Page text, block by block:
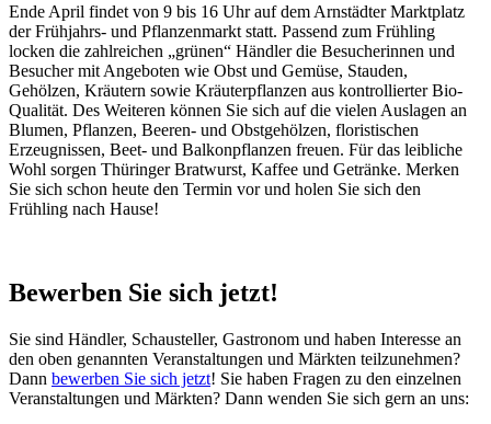
Ende April findet von 9 bis 16 Uhr auf dem Arnstädter Marktplatz
der Frühjahrs- und Pflanzenmarkt statt. Passend zum Frühling
locken die zahlreichen „grünen“ Händler die Besucherinnen und
Besucher mit Angeboten wie Obst und Gemüse, Stauden,
Gehölzen, Kräutern sowie Kräuterpflanzen aus kontrollierter Bio-
Qualität. Des Weiteren können Sie sich auf die vielen Auslagen an
Blumen, Pflanzen, Beeren- und Obstgehölzen, floristischen
Erzeugnissen, Beet- und Balkonpflanzen freuen. Für das leibliche
Wohl sorgen Thüringer Bratwurst, Kaffee und Getränke. Merken
Sie sich schon heute den Termin vor und holen Sie sich den
Frühling nach Hause!
Bewerben Sie sich jetzt!
Sie sind Händler, Schausteller, Gastronom und haben Interesse an
den oben genannten Veranstaltungen und Märkten teilzunehmen?
Dann bewerben Sie sich jetzt! Sie haben Fragen zu den einzelnen
Veranstaltungen und Märkten? Dann wenden Sie sich gern an uns: